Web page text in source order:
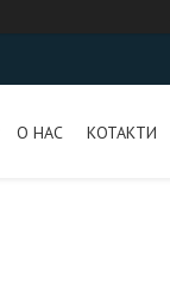
О НАС КОТАКТИ